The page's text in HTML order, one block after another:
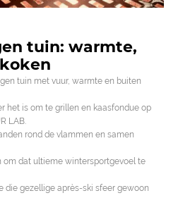
tuin: warmte,
tuin met vuur, warmte en buiten
het is om te grillen en kaasfondue op
LAB.
rond de vlammen en samen
om dat ultieme wintersportgevoel te
die gezellige après-ski sfeer gewoon